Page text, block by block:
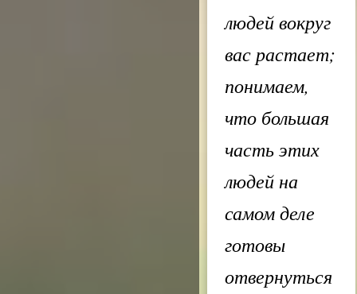
людей вокруг
вас растает;
понимаем,
что большая
часть этих
людей на
самом деле
готовы
отвернуться